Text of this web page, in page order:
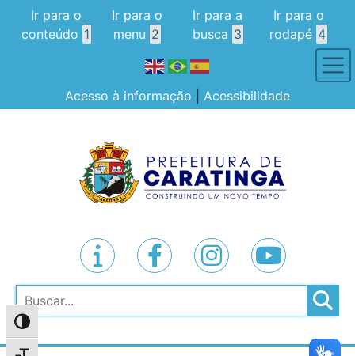
Alternar alto contraste
Ir para o
conteúdo 1
Ir para o
menu 2
Ir para a
busca 3
Ir para o
rodapé 4
Acesso à informação Acessibilidade
Pesquisar